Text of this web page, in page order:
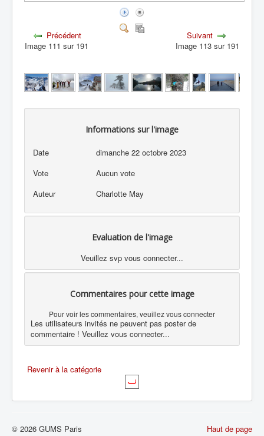
Précédent
Image 111 sur 191
Suivant
Image 113 sur 191
Informations sur l'image
Date
dimanche 22 octobre 2023
Vote
Aucun vote
Auteur
Charlotte May
Evaluation de l'image
Veuillez svp vous connecter...
Commentaires pour cette image
Pour voir les commentaires, veuillez vous connecter
Les utilisateurs invités ne peuvent pas poster de
commentaire ! Veuillez vous connecter...
Revenir à la catégorie
Haut de page
© 2026 GUMS Paris